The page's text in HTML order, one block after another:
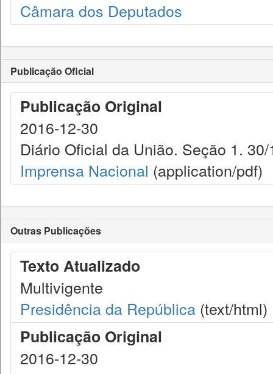
Câmara dos Deputados
Publicação Oficial
Publicação Original
2016-12-30
Diário Oficial da União. Seção 1.
Imprensa Nacional (application/pdf)
Outras Publicações
Texto Atualizado
Multivigente
Presidência da República (text/html)
Publicação Original
2016-12-30